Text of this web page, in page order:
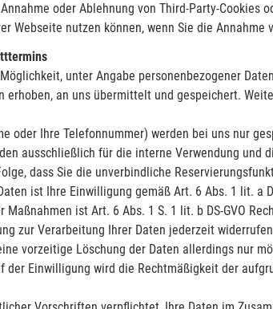
oder Ablehnung von Third-Party-
Webseite nutzen können, wenn Sie die Annahme
unter Angabe personenbezogener
erhoben, an uns übermittelt und gespeichert.
oder Ihre Telefonnummer) werden bei uns nur
ausschließlich für die interne Verwendung und
dass Sie die unverbindliche
ist Ihre Einwilligung gemäß Art. 6 Abs. 1 lit. a
ist Art. 6 Abs. 1 S. 1 lit. b DS-GVO
zur Verarbeitung Ihrer Daten jederzeit
vorzeitige Löschung der Daten allerdings nur
der Einwilligung wird die Rechtmäßigkeit der